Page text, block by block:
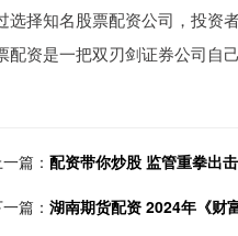
选择知名股票配资公司，投资
配资是一把双刃剑证券公司自
篇： 配资带你炒股 监管重拳出
篇： 湖南期货配资 2024年《财